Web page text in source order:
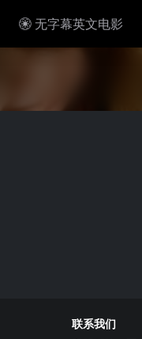
无字幕英文电影
联系我们